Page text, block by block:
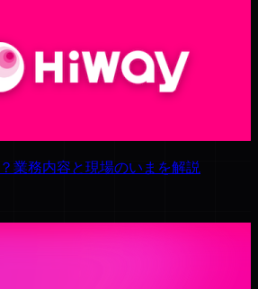
業務内容と現場のいまを解説